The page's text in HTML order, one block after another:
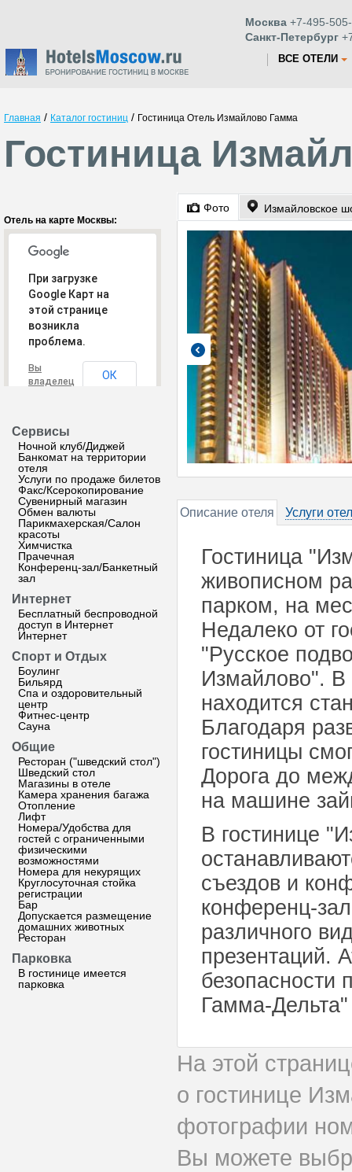
Москва +7-495-
Санкт-Петербург
ВСЕ ОТЕЛИ
Главная / Каталог гостиниц / Гостиница Отель Измайлово Гамма
Гостиница
Отель на карте Москвы:
При загрузке
Google Карт на
этой странице
возникла
проблема.
Вы
владелец
ОК
Сервисы
Ночной клуб/Диджей
Банкомат на территории
отеля
Услуги по продаже билетов
Факс/Ксерокопирование
Сувенирный магазин
Обмен валюты
Парикмахерская/Салон
красоты
Химчистка
Прачечная
Конференц-зал/Банкетный
зал
Интернет
Бесплатный беспроводной
доступ в Интернет
Интернет
Спорт и Отдых
Боулинг
Бильярд
Спа и оздоровительный
центр
Фитнес-центр
Сауна
Общие
Ресторан ("шведский стол")
Шведский стол
Магазины в отеле
Камера хранения багажа
Отопление
Лифт
Номера/Удобства для
гостей с ограниченными
физическими
возможностями
Номера для некурящих
Круглосуточная стойка
регистрации
Бар
Допускается размещение
домашних животных
Ресторан
Парковка
В гостинице имеется
парковка
Фото Измайловское
Описание отеля Услуги
Гостиница
живописном
парком, на
Недалеко от
"Русское
Измайлово". В
находится
Благодаря
гостиницы
Дорога до
на машине
В гостинице
съездов и
конференц-
различного
презентаций.
безопасности
Гамма-Дельта"
На этой
о гостинице
фотографии
Вы можете